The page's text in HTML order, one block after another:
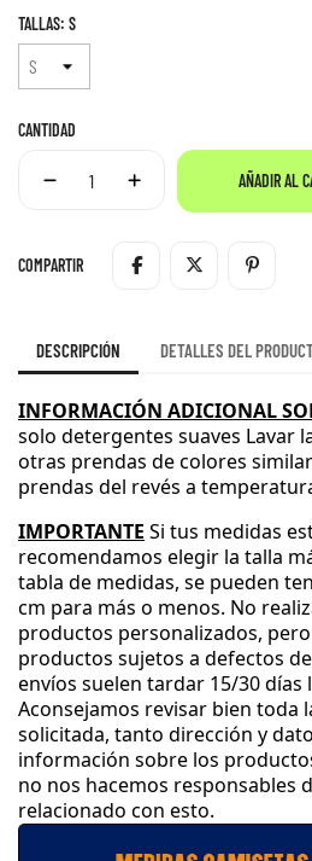
TALLAS: S
CANTIDAD
AÑADIR AL
COMPARTIR
DESCRIPCIÓN DETALLES DEL
INFORMACIÓN ADICIONAL
solo detergentes suaves Lavar
otras prendas de colores
prendas del revés a
IMPORTANTE Si tus medidas
recomendamos elegir la talla
tabla de medidas, se pueden
cm para más o menos. No
productos personalizados,
productos sujetos a defectos
envíos suelen tardar 15/30 días
Aconsejamos revisar bien toda
solicitada, tanto dirección y
información sobre los
no nos hacemos responsables
relacionado con esto.